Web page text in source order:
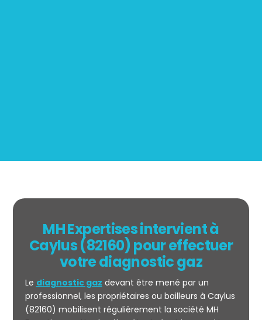
MH Expertises intervient à
Caylus (82160) pour effectuer
votre diagnostic gaz
Le diagnostic gaz devant être mené par un
professionnel, les propriétaires ou bailleurs à Caylus
(82160) mobilisent régulièrement la société MH